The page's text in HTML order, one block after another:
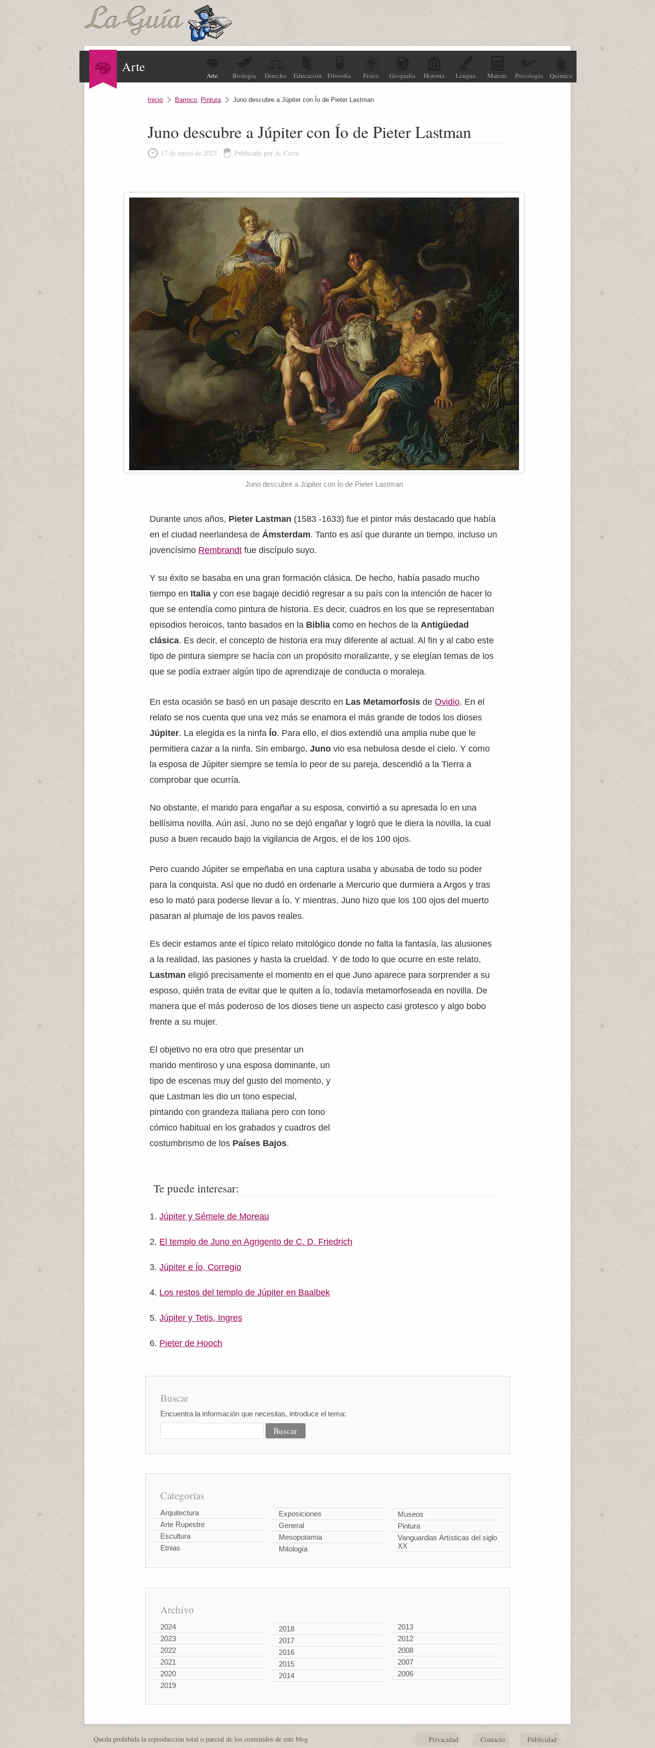
Arte
Arte Biología Derecho Educación Filosofía Física Geografía Historia Lengua Matem. Psicología Química
Inicio Barroco, Pintura Juno descubre a Júpiter con Ío de Pieter Lastman
Juno descubre a Júpiter con Ío de Pieter Lastman
17 de enero de 2023 Publicado por A. Cerra
Juno descubre a Júpiter con Ío de Pieter Lastman
Durante unos años, Pieter Lastman (1583 -1633) fue el pintor más destacado que había
en el ciudad neerlandesa deÁmsterdam. Tanto es así que durante un tiempo, incluso un
jovencísimo Rembrandt fue discípulo suyo.
Y su éxito se basaba en una gran formación clásica. De hecho, había pasado mucho
tiempo en Italia y con ese bagaje decidió regresar a su país con la intención de hacer lo
que se entendía como pintura de historia. Es decir, cuadros en los que se representaban
episodios heroicos, tanto basados en la Biblia como en hechos de laAntigüedad
clásica. Es decir, el concepto de historia era muy diferente al actual. Al fin y al cabo este
tipo de pintura siempre se hacía con un propósito moralizante, y se elegían temas de los
que se podía extraer algún tipo de aprendizaje de conducta o moraleja.
En esta ocasión se basó en un pasaje descrito en Las Metamorfosis deOvidio. En el
relato se nos cuenta que una vez más se enamora el más grande de todos los dioses
Júpiter. La elegida es la ninfa Ío. Para ello, el dios extendió una amplia nube que le
permitiera cazar a la ninfa. Sin embargo,Juno vio esa nebulosa desde el cielo. Y como
la esposa de Júpiter siempre se temía lo peor de su pareja, descendió a la Tierra a
comprobar que ocurría.
No obstante, el marido para engañar a su esposa, convirtió a su apresada Ío en una
bellísima novilla. Aún así, Juno no se dejó engañar y logró que le diera la novilla, la cual
puso a buen recaudo bajo la vigilancia de Argos, el de los 100 ojos.
Pero cuando Júpiter se empeñaba en una captura usaba y abusaba de todo su poder
para la conquista. Así que no dudó en ordenarle a Mercurio que durmiera a Argos y tras
eso lo mató para poderse llevar a Ío. Y mientras, Juno hizo que los 100 ojos del muerto
pasaran al plumaje de los pavos reales.
Es decir estamos ante el típico relato mitológico donde no falta la fantasía, las alusiones
a la realidad, las pasiones y hasta la crueldad. Y de todo lo que ocurre en este relato,
Lastman eligió precisamente el momento en el que Juno aparece para sorprender a su
esposo, quién trata de evitar que le quiten a Ío, todavía metamorfoseada en novilla. De
manera que el más poderoso de los dioses tiene un aspecto casi grotesco y algo bobo
frente a su mujer.
El objetivo no era otro que presentar un
marido mentiroso y una esposa dominante, un
tipo de escenas muy del gusto del momento, y
que Lastman les dio un tono especial,
pintando con grandeza italiana pero con tono
cómico habitual en los grabados y cuadros del
costumbrismo de los Países Bajos.
Te puede interesar:
Júpiter y Sémele de Moreau
El templo de Juno en Agrigento de C. D. Friedrich
Júpiter e Ío, Corregio
Los restos del templo de Júpiter en Baalbek
Júpiter y Tetis, Ingres
Pieter de Hooch
Buscar
Encuentra la información que necesitas, introduce el tema:
Categorías
Arquitectura
Arte Rupestre
Escultura
Etnias
Exposiciones
General
Mesopotamia
Mitología
Museos
Pintura
Vanguardias Artísticas del siglo
XX
Archivo
2024
2023
2022
2021
2020
2019
2018
2017
2016
2015
2014
2013
2012
2008
2007
2006
Queda prohibida la reproducción total o parcial de los contenidos de este blog Privacidad Contacto Publicidad